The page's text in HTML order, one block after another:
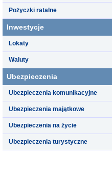
Pożyczki ratalne
Inwestycje
Lokaty
Waluty
Ubezpieczenia
Ubezpieczenia komunikacyjne
Ubezpieczenia majątkowe
Ubezpieczenia na życie
Ubezpieczenia turystyczne